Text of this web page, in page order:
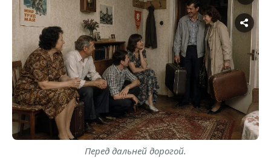
Перед дальней дорогой.